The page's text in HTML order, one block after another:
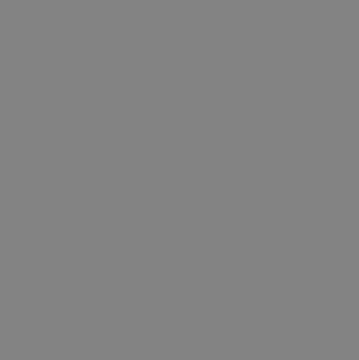
με τον τρόπο
χρήστης
λόγω ιστότοπο.
τη
για την
με την
με διάφορες
ότι
τιμώνται σε
ανθρώπων
επωφελές
τους.